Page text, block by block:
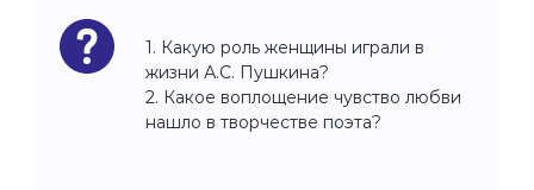
1. Какую роль женщины играли в
жизни А.С. Пушкина?
2. Какое воплощение чувство любви
нашло в творчестве поэта?